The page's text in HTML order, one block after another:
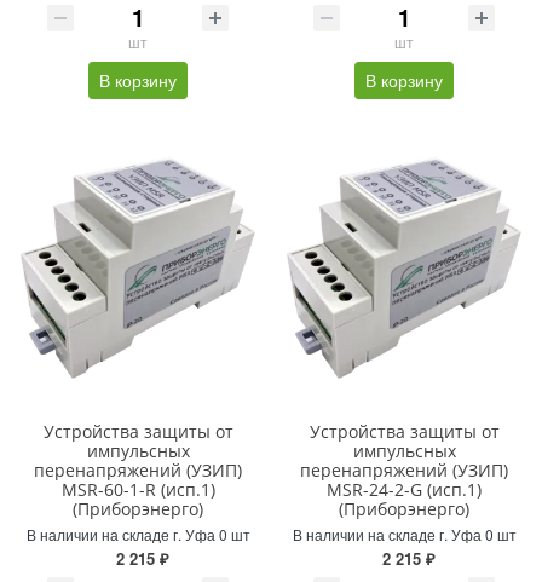
шт
В корзину
шт
В корзину
Устройства защиты от
импульсных
перенапряжений (УЗИП)
MSR-60-1-R (исп.1)
(Приборэнерго)
В наличии на складе г. Уфа 0 шт
2 215 ₽
Устройства защиты от
импульсных
перенапряжений (УЗИП)
MSR-24-2-G (исп.1)
(Приборэнерго)
В наличии на складе г. Уфа 0 шт
2 215 ₽